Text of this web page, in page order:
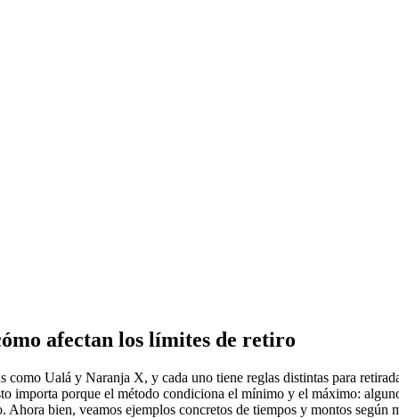
afectan los límites de retiro
Ualá y Naranja X, y cada uno tiene reglas distintas para
importa porque el método condiciona el mínimo y el máximo:
bien, veamos ejemplos concretos de tiempos y montos según